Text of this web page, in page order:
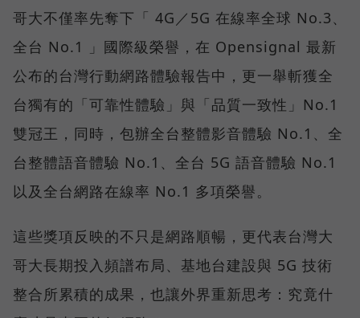
哥大不僅率先奪下「 4G／5G 在線率全球 No.3、
全台 No.1 」國際級榮譽，在 Opensignal 最新
公布的台灣行動網路體驗報告中，更一舉斬獲全
台獨有的「可靠性體驗」與「品質一致性」No.1
雙冠王，同時，包辦全台整體影音體驗 No.1、全
台整體語音體驗 No.1、全台 5G 語音體驗 No.1
以及全台網路在線率 No.1 多項榮譽。
這些獎項反映的不只是網路順暢，更代表台灣大
哥大長期投入頻譜布局、基地台建設與 5G 技術
整合所累積的成果，也讓外界重新思考：究竟什